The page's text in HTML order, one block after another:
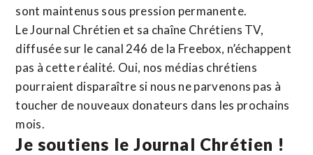
sont maintenus sous pression permanente.
Le Journal Chrétien et sa chaîne Chrétiens TV,
diffusée sur le canal 246 de la Freebox, n’échappent
pas à cette réalité. Oui, nos médias chrétiens
pourraient disparaître si nous ne parvenons pas à
toucher de nouveaux donateurs dans les prochains
mois.
Je soutiens le Journal Chrétien !